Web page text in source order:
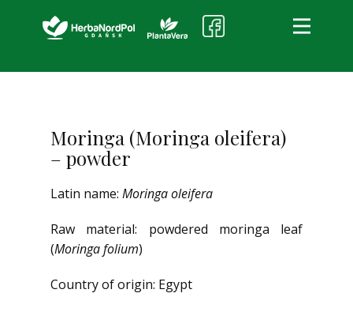
Products and services
Moringa (Moringa oleifera)
– powder
Latin name: Moringa oleifera
Raw material: powdered moringa leaf
(Moringa folium)
Country of origin: Egypt